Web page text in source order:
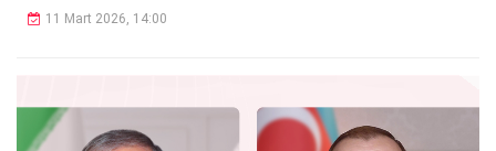
11 Mart 2026, 14:00